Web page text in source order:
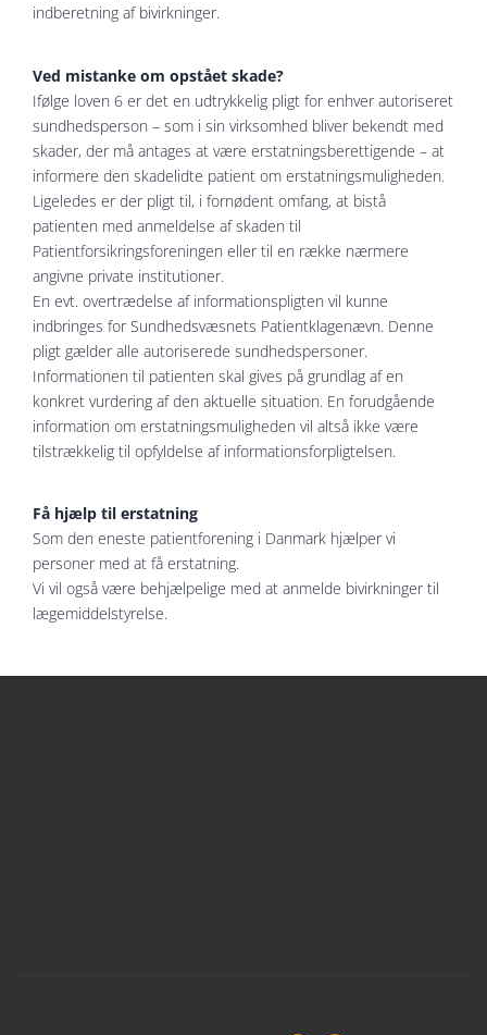
indberetning af bivirkninger.
Ved mistanke om opstået skade?
Ifølge loven 6 er det en udtrykkelig pligt for enhver autoriseret
sundhedsperson – som i sin virksomhed bliver bekendt med
skader, der må antages at være erstatningsberettigende – at
informere den skadelidte patient om erstatningsmuligheden.
Ligeledes er der pligt til, i fornødent omfang, at bistå
patienten med anmeldelse af skaden til
Patientforsikringsforeningen eller til en række nærmere
angivne private institutioner.
En evt. overtrædelse af informationspligten vil kunne
indbringes for Sundhedsvæsnets Patientklagenævn. Denne
pligt gælder alle autoriserede sundhedspersoner.
Informationen til patienten skal gives på grundlag af en
konkret vurdering af den aktuelle situation. En forudgående
information om erstatningsmuligheden vil altså ikke være
tilstrækkelig til opfyldelse af informationsforpligtelsen.
Få hjælp til erstatning
Som den eneste patientforening i Danmark hjælper vi
personer med at få erstatning.
Vi vil også være behjælpelige med at anmelde bivirkninger til
lægemiddelstyrelse.